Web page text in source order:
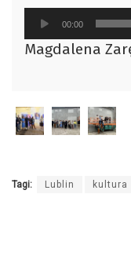
Odtwarzacz
plików
dźwiękowych
00:00
Magdalena
Tagi: Lublin kultura